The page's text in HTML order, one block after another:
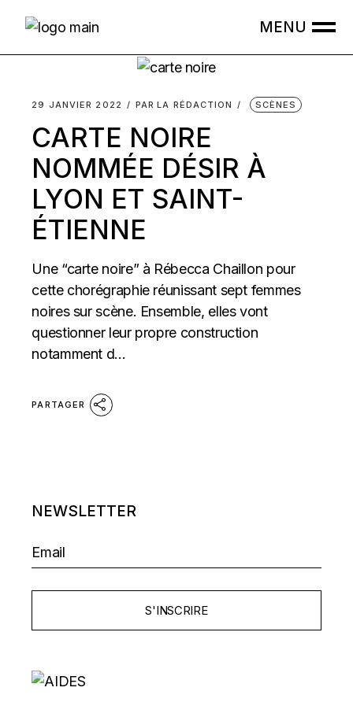
29 JANVIER 2022 PAR LA RÉDACTION SCÈNES
CARTE NOIRE
NOMMÉE DÉSIR À
LYON ET SAINT-
ÉTIENNE
Une “carte noire” à Rébecca Chaillon pour
cette chorégraphie réunissant sept femmes
noires sur scène. Ensemble, elles vont
questionner leur propre construction
notamment d...
PARTAGER
NEWSLETTER
S'INSCRIRE